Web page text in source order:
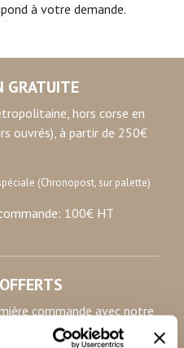
à votre demande.
GRATUITE
hors corse en
ouvrés), à partir de 250€
(Chronopost, sur palette)
100€ HT
commande avec notre
prépayée